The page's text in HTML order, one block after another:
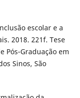
escolar e a
2018. 221f. Tese
Pós-Graduação em
Sinos, São